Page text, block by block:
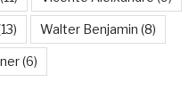
Walter Benjamin (8)
(6)